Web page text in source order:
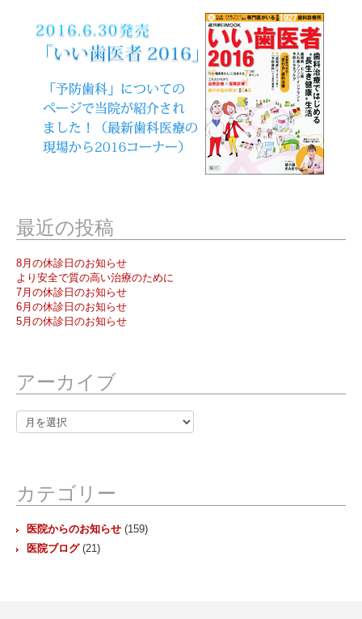
最近の投稿
8月の休診日のお知らせ
より安全で質の高い治療のために
7月の休診日のお知らせ
6月の休診日のお知らせ
5月の休診日のお知らせ
アーカイブ
ア
ー
カテゴリー
医院からのお知らせ (159)
医院ブログ(21)